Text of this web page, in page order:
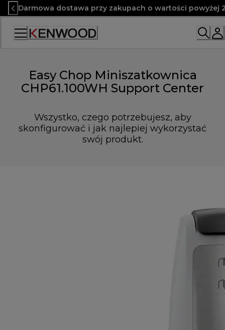
Skip
to
Content
Darmowa dostawa przy zakupach o wartości powyżej
Easy Chop Miniszatkownica
CHP61.100WH Support Center
Wszystko, czego potrzebujesz, aby
skonfigurować i jak najlepiej wykorzystać
swój produkt.